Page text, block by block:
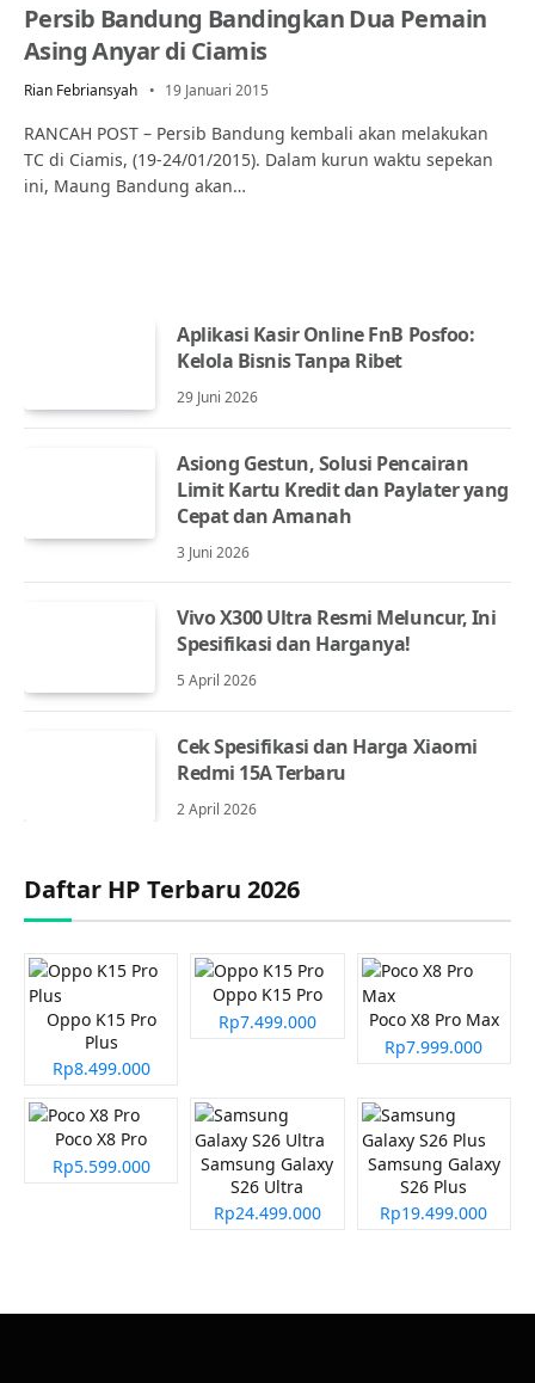
Persib Bandung Bandingkan Dua Pemain
Asing Anyar di Ciamis
Rian Febriansyah 19 Januari 2015
RANCAH POST – Persib Bandung kembali akan melakukan
TC di Ciamis, (19-24/01/2015). Dalam kurun waktu sepekan
ini, Maung Bandung akan…
Aplikasi Kasir Online FnB Posfoo:
Kelola Bisnis Tanpa Ribet
29 Juni 2026
Asiong Gestun, Solusi Pencairan
Limit Kartu Kredit dan Paylater yang
Cepat dan Amanah
3 Juni 2026
Vivo X300 Ultra Resmi Meluncur, Ini
Spesifikasi dan Harganya!
5 April 2026
Cek Spesifikasi dan Harga Xiaomi
Redmi 15A Terbaru
2 April 2026
Daftar HP Terbaru 2026
Oppo K15 Pro
Plus
Rp8.499.000
Oppo K15 Pro
Rp7.499.000
Poco X8 Pro Max
Rp7.999.000
Poco X8 Pro
Rp5.599.000
Samsung Galaxy
S26 Ultra
Rp24.499.000
Samsung Galaxy
S26 Plus
Rp19.499.000